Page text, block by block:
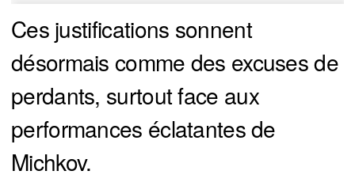
Ces justifications sonnent
désormais comme des excuses de
perdants, surtout face aux
performances éclatantes de
Michkov.